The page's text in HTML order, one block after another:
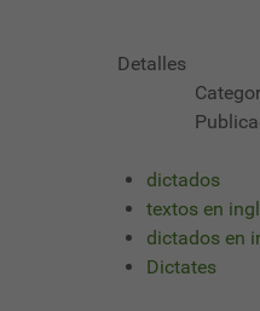
Detalles
dictados
textos en
dictados en
Dictates